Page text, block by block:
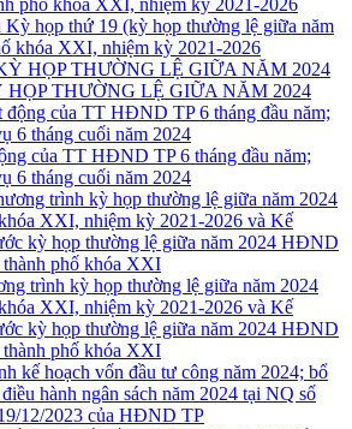
Kỳ họp thứ 19 (kỳ họp thường lệ giữa năm
khóa XXI, nhiệm kỳ 2021-2026
THƯỜNG LỆ GIỮA NĂM 2024
của TT HĐND TP 6 tháng đầu năm;
6 tháng cuối năm 2024
trình kỳ họp thường lệ giữa năm 2024
XXI, nhiệm kỳ 2021-2026 và Kế
kỳ họp thường lệ giữa năm 2024 HĐND
phố khóa XXI